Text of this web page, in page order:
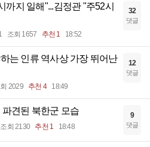
까지 일해"...김정관 "주52시
조회 1657 추천 1 18:52
32
댓글
는 인류 역사상 가장 뛰어난
2029 추천 4 18:49
12
댓글
견된 북한군 모습
조회 2130 추천 1 18:48
9
댓글